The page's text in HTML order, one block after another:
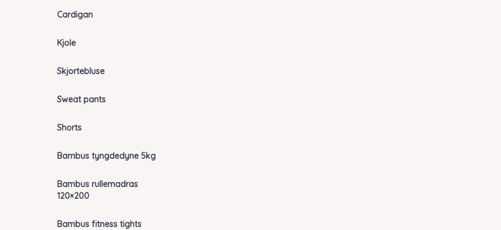
Cardigan
Kjole
Skjortebluse
Sweat pants
Shorts
Bambus tyngdedyne 5kg
Bambus rullemadras
120×200
Bambus fitness tights